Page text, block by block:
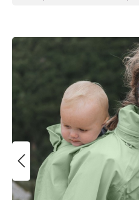
Ignorer la galerie